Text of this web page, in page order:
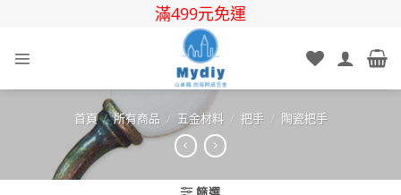
滿499元免運
首頁 / 所有商品 / 五金材料 / 把手 / 陶瓷把手